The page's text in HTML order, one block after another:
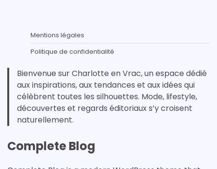
Mentions légales
Politique de confidentialité
Bienvenue sur Charlotte en Vrac, un espace dédié
aux inspirations, aux tendances et aux idées qui
célèbrent toutes les silhouettes. Mode, lifestyle,
découvertes et regards éditoriaux s’y croisent
naturellement.
Complete Blog